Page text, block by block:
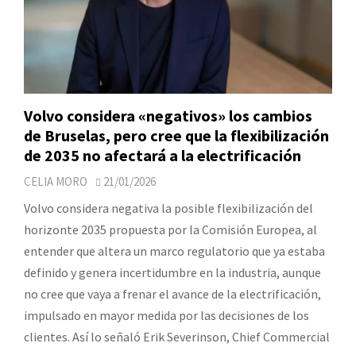
Volvo considera «negativos» los cambios
de Bruselas, pero cree que la flexibilización
de 2035 no afectará a la electrificación
CELIA MORO 21/01/2026
Volvo considera negativa la posible flexibilización del
horizonte 2035 propuesta por la Comisión Europea, al
entender que altera un marco regulatorio que ya estaba
definido y genera incertidumbre en la industria, aunque
no cree que vaya a frenar el avance de la electrificación,
impulsado en mayor medida por las decisiones de los
clientes. Así lo señaló Erik Severinson, Chief Commercial